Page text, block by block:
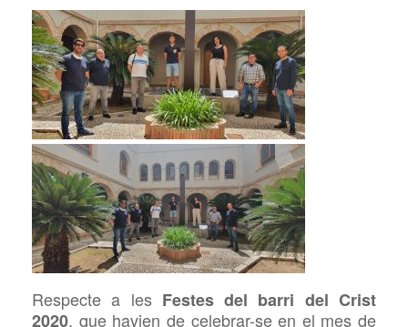
Respecte a les Festes del barri del Crist
2020, que havien de celebrar-se en el mes de